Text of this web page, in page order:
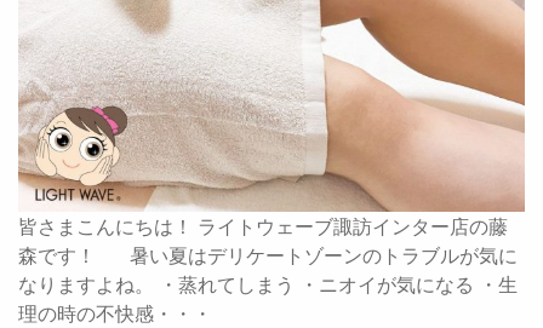
皆さまこんにちは！ ライトウェーブ諏訪インター店の藤
森です！ 暑い夏はデリケートゾーンのトラブルが気に
なりますよね。 ・蒸れてしまう ・ニオイが気になる ・生
理の時の不快感・・・